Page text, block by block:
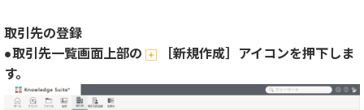
取引先の登録
●取引先一覧画面上部の
［新規作成］アイコンを押下しま
す。